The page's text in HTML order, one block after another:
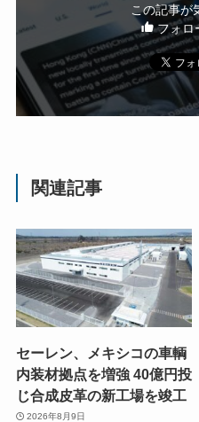
この記事が
フォロ
関連記事
セーレン、メキシコの車輌
内装材拠点を増強 40億円投
じ合成皮革の新工場を竣工
2026年8月9日